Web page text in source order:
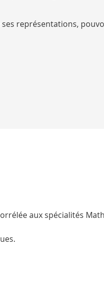
représentations,
aux spécialités